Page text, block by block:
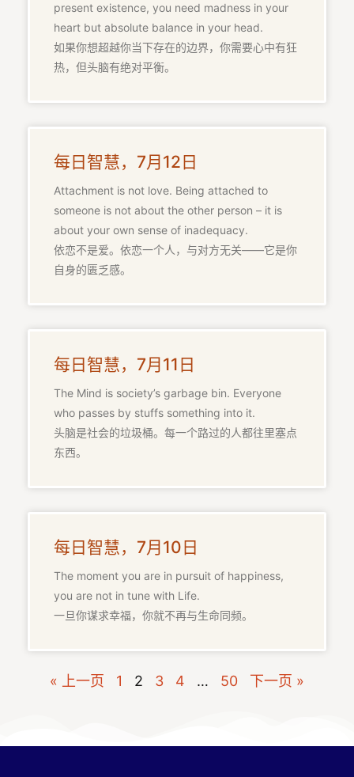
present existence, you need madness in your
heart but absolute balance in your head.
如果你想超越你当下存在的边界，你需要心中有狂
热，但头脑有绝对平衡。
每日智慧，7月12日
Attachment is not love. Being attached to
someone is not about the other person – it is
about your own sense of inadequacy.
依恋不是爱。依恋一个人，与对方无关——它是你
自身的匮乏感。
每日智慧，7月11日
The Mind is society’s garbage bin. Everyone
who passes by stuffs something into it.
头脑是社会的垃圾桶。每一个路过的人都往里塞点
东西。
每日智慧，7月10日
The moment you are in pursuit of happiness,
you are not in tune with Life.
一旦你谋求幸福，你就不再与生命同频。
« 上一页 1 2 3 4 … 50 下一页 »